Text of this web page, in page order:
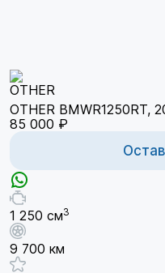
OTHER BMWR1250RT,
85 000 ₽
1 250 см3
9 700 км